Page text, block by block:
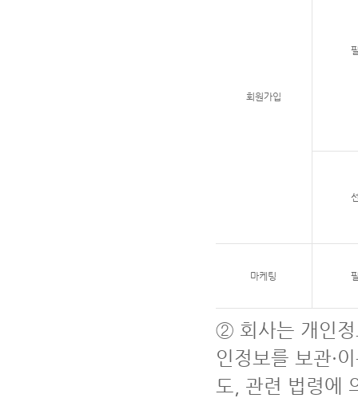
회원가입
마케팅
② 회사는 개인정
인정보를 보관·
도, 관련 법령에